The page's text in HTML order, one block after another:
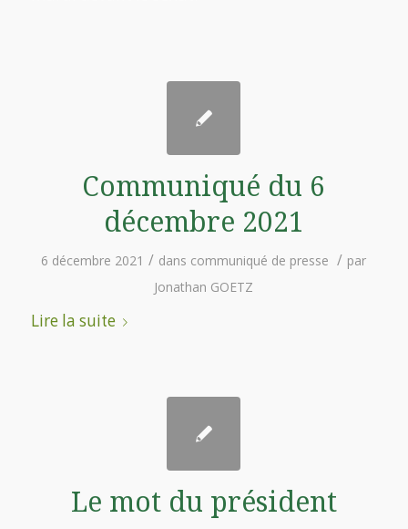
Communiqué du 6
décembre 2021
6 décembre 2021 / dans communiqué de presse / par
Jonathan GOETZ
Lire la suite
Le mot du président